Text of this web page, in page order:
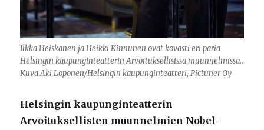
Ilkka Heiskanen ja Heikki Kinnunen ovat kovasti eri paria
Helsingin kaupunginteatterin Arvoituksellisissa muunnelmissa..
Kuva Aki Loponen/Helsingin kaupunginteatteri, Pictuner Oy
Helsingin kaupunginteatterin
Arvoituksellisten muunnelmien Nobel-